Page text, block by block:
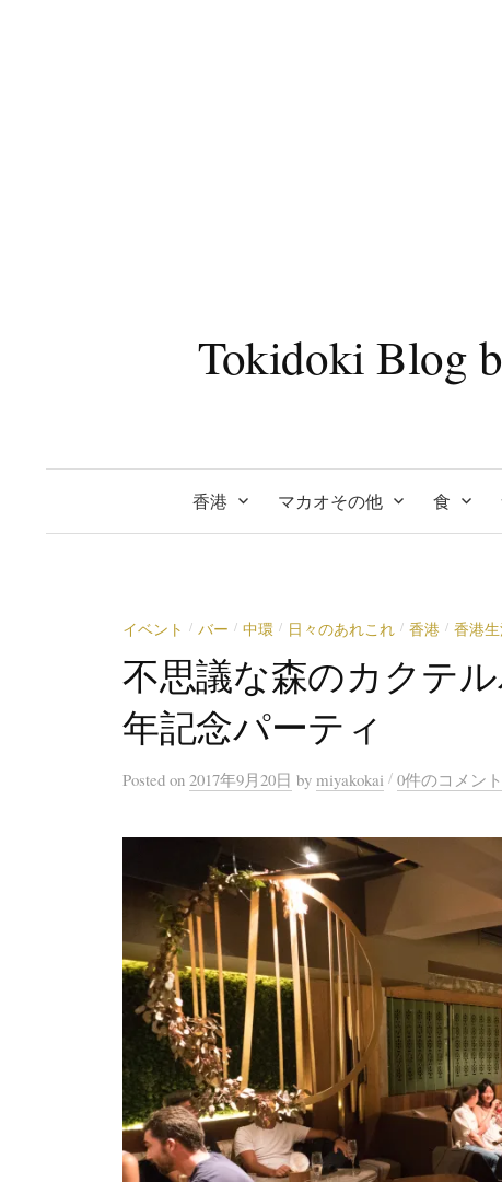
Tokidoki Blog
香港 マカオその他 食
イベント / バー / 中環 / 日々のあれこれ / 香港 / 香港
不思議な森のカクテ
年記念パーティ
Posted on 2017年9月20日 by miyakokai / 0件のコメント